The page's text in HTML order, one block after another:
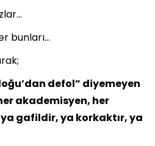
bunları…
defol” diyemeyen
akademisyen, her
gafildir, ya korkaktır, ya